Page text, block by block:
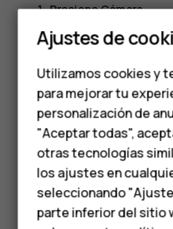
Teléfonos
media
Teléfonos
personas
HMD Terra
PresioneCámara.
Presione
para
Presionepanorama_fish_eye.
¿Te ha parecido útil?
Ajustes de
Utilizamos cookies y
para mejorar tu
personalización de
"Aceptar todas",
otras tecnologías
los ajustes en
seleccionando
parte inferior del sitio